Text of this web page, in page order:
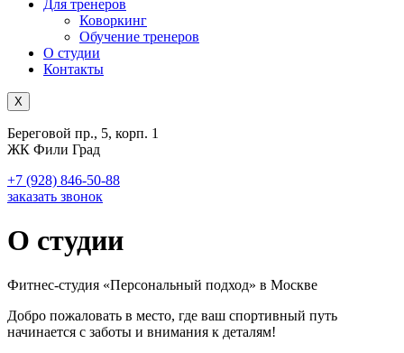
Для тренеров
Коворкинг
Обучение тренеров
О студии
Контакты
X
Береговой пр., 5, корп. 1
ЖК Фили Град
+7 (928) 846-50-88
заказать звонок
О студии
Фитнес-студия «Персональный подход» в Москве
Добро пожаловать в место, где ваш спортивный путь
начинается с заботы и внимания к деталям!